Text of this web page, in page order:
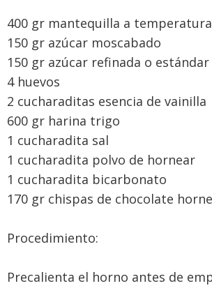
400 gr mantequilla a
150 gr azúcar moscabado
150 gr azúcar refinada o estándar
4 huevos
2 cucharaditas esencia de vainilla
600 gr harina trigo
1 cucharadita sal
1 cucharadita polvo de hornear
1 cucharadita bicarbonato
170 gr chispas de chocolate
Procedimiento:
Precalienta el horno antes de